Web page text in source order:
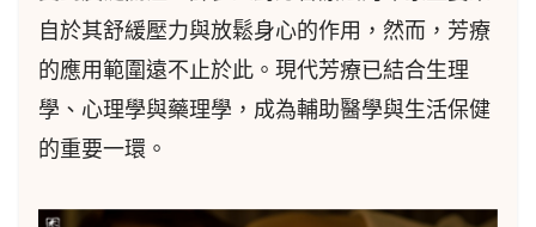
自於其舒緩壓力與放鬆身心的作用，然而，芳療
的應用範圍遠不止於此。現代芳療已結合生理
學、心理學與藥理學，成為輔助醫學與生活保健
的重要一環。